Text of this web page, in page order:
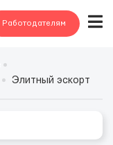
Работодателям
Элитный эскорт